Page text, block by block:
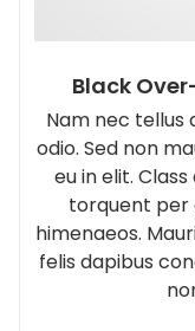
Black
Nam nec tellus
odio. Sed non
eu in elit.
torquent per
himenaeos.
felis dapibus